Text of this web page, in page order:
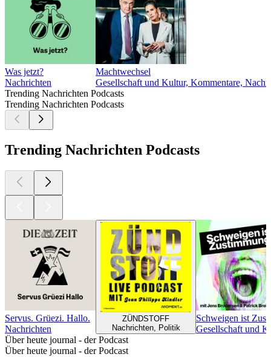
Was jetzt?
Nachrichten
Machtwechsel
Gesellschaft und Kultur, Kommentare,
Trending Nachrichten Podcasts
Trending Nachrichten Podcasts
Trending Nachrichten Podcasts
Servus. Grüezi. Hallo.
Nachrichten
ZÜNDSTOFF
Nachrichten, Politik
Schweigen ist
Gesellschaft und
Über heute journal - der Podcast
Über heute journal - der Podcast